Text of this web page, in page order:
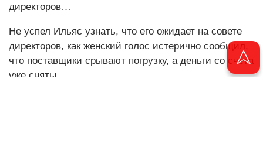
директоров…
Не успел Ильяс узнать, что его ожидает на совете
директоров, как женский голос истерично сообщил,
что поставщики срывают погрузку, а деньги со счёта
уже сняты.